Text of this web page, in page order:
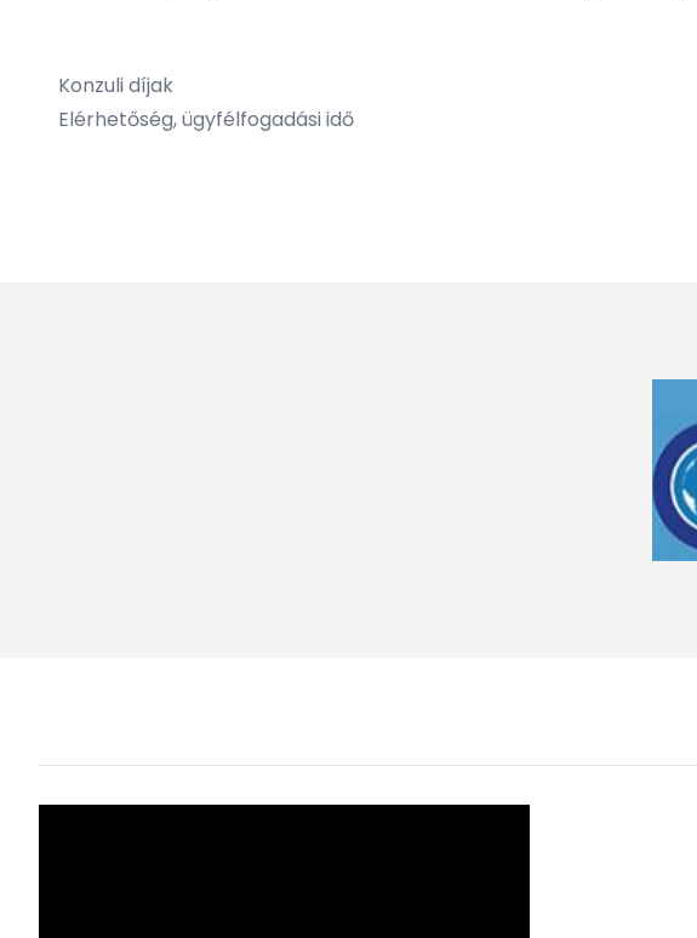
Konzuli díjak
Elérhetőség, ügyfélfogadási idő